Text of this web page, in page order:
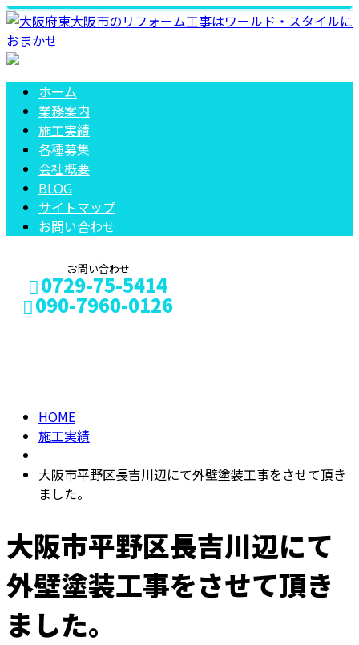
ホーム
業務案内
施工実績
各種募集
会社概要
BLOG
サイトマップ
お問い合わせ
お問い合わせ
0729-75-5414
090-7960-0126
HOME
施工実績
大阪市平野区長吉川辺にて外壁塗装工事をさせて頂き
ました。
大阪市平野区長吉川辺にて
外壁塗装工事をさせて頂き
ました。